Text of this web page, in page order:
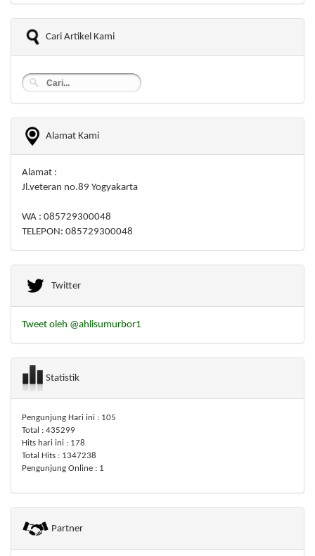
Cari Artikel Kami
Alamat Kami
Alamat :
Jl.veteran no.89 Yogyakarta
WA : 085729300048
TELEPON: 085729300048
Twitter
Tweet oleh @ahlisumurbor1
Statistik
Pengunjung Hari ini : 105
Total : 435299
Hits hari ini : 178
Total Hits : 1347238
Pengunjung Online : 1
Partner